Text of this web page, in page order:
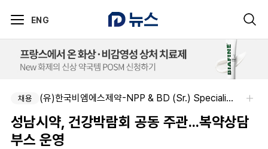
ENG
채용 (유)한국비엠에스제약-NPP & BD (Sr.) Specialist, CSE&BD (Fixed)
성남시약, 건강박람회 공동 주관...복약상담
부스 운영